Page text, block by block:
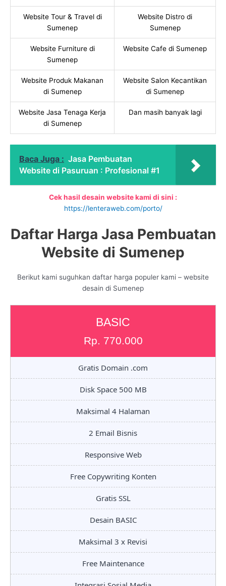
Website Tour & Travel di
Sumenep
Website Distro di
Sumenep
Website Furniture di
Sumenep
Website Cafe di Sumenep
Website Produk Makanan
di Sumenep
Website Salon Kecantikan
di Sumenep
Website Jasa Tenaga Kerja
di Sumenep
Dan masih banyak lagi
Baca Juga : Jasa Pembuatan
Website di Pasuruan : Profesional #1
Cek hasil desain website kami di sini :
https://lenteraweb.com/porto/
Daftar Harga Jasa Pembuatan
Website di Sumenep
Berikut kami suguhkan daftar harga populer kami – website
desain di Sumenep
BASIC
Rp. 770.000
Gratis Domain .com
Disk Space 500 MB
Maksimal 4 Halaman
2 Email Bisnis
Responsive Web
Free Copywriting Konten
Gratis SSL
Desain BASIC
Maksimal 3 x Revisi
Free Maintenance